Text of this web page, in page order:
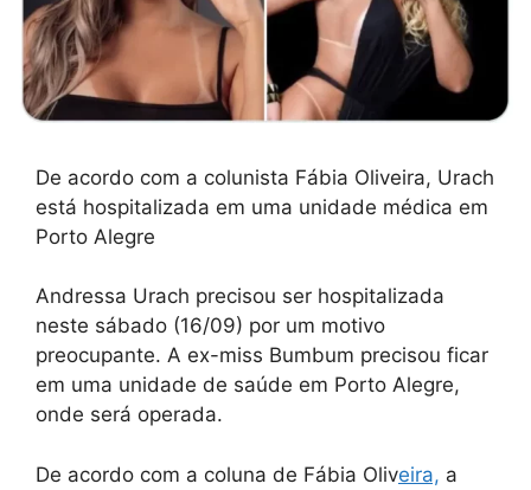
De acordo com a colunista Fábia Oliveira, Urach
está hospitalizada em uma unidade médica em
Porto Alegre
Andressa Urach precisou ser hospitalizada
neste sábado (16/09) por um motivo
preocupante. A ex-miss Bumbum precisou ficar
em uma unidade de saúde em Porto Alegre,
onde será operada.
De acordo com a coluna de Fábia Oliveira, a